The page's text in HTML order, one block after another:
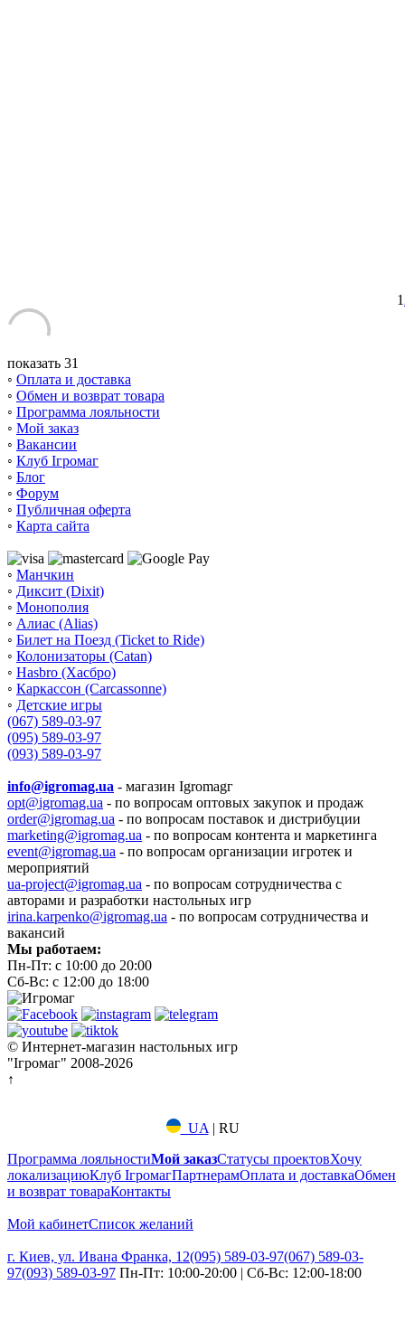
1
показать 31
◦ Оплата и доставка
◦ Обмен и возврат товара
◦ Программа лояльности
◦ Мой заказ
◦ Вакансии
◦ Клуб Ігромаг
◦ Блог
◦ Форум
◦ Публичная оферта
◦ Карта сайта
◦ Манчкин
◦ Диксит (Dixit)
◦ Монополия
◦ Алиас (Alias)
◦ Билет на Поезд (Ticket to Ride)
◦ Колонизаторы (Catan)
◦ Hasbro (Хасбро)
◦ Каркассон (Carcassonne)
◦ Детские игры
(067) 589-03-97
(095) 589-03-97
(093) 589-03-97
info@igromag.ua - магазин Igromagг
opt@igromag.ua - по вопросам оптовых закупок и продаж
order@igromag.ua - по вопросам поставок и дистрибуции
marketing@igromag.ua - по вопросам контента и маркетинга
event@igromag.ua - по вопросам организации игротек и
мероприятий
ua-project@igromag.ua - по вопросам сотрудничества с
авторами и разработки настольных игр
irina.karpenko@igromag.ua - по вопросам сотрудничества и
вакансий
Мы работаем:
Пн-Пт: с 10:00 до 20:00
Сб-Вс: с 12:00 до 18:00
© Интернет-магазин настольных игр
"Ігромаг" 2008-2026
↑
UA | RU
Программа лояльностиМой заказСтатусы проектовХочу
локализациюКлуб ІгромагПартнерамОплата и доставкаОбмен
и возврат товараКонтакты
Мой кабинетСписок желаний
г. Киев, ул. Ивана Франка, 12(095) 589-03-97(067) 589-03-
97(093) 589-03-97 Пн-Пт: 10:00-20:00 | Сб-Вс: 12:00-18:00